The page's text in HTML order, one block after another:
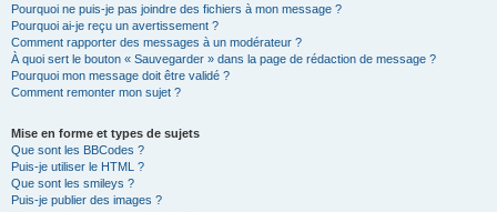
Pourquoi ne puis-je pas joindre des fichiers à mon message ?
Pourquoi ai-je reçu un avertissement ?
Comment rapporter des messages à un modérateur ?
À quoi sert le bouton « Sauvegarder » dans la page de rédaction de message ?
Pourquoi mon message doit être validé ?
Comment remonter mon sujet ?
Mise en forme et types de sujets
Que sont les BBCodes ?
Puis-je utiliser le HTML ?
Que sont les smileys ?
Puis-je publier des images ?